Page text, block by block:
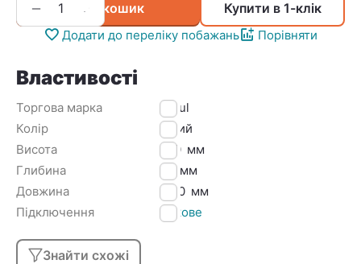
+
− У кошик Купити в 1-клік
Додати до переліку побажань Порівняти
Властивості
Торгова марка
Djoul
Колір
Білий
Висота
500 мм
Глибина
60 мм
Довжина
1100 мм
Підключення
Бокове
Знайти схожі